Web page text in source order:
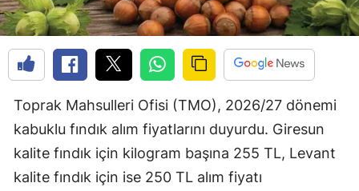
Toprak Mahsulleri Ofisi (TMO), 2026/27 dönemi
kabuklu fındık alım fiyatlarını duyurdu. Giresun
kalite fındık için kilogram başına 255 TL, Levant
kalite fındık için ise 250 TL alım fiyatı